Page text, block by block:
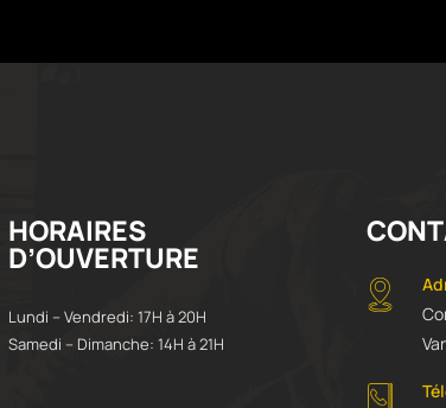
HORAIRES
D’OUVERTURE
Lundi – Vendredi: 17H à 20H
Samedi – Dimanche: 14H à 21H